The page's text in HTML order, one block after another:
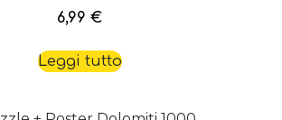
6,99 €
Leggi tutto